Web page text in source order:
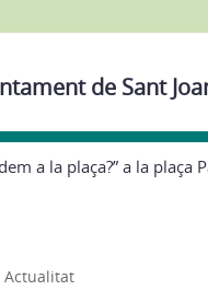
de Sant
a la plaça?” a la plaça
Actualitat